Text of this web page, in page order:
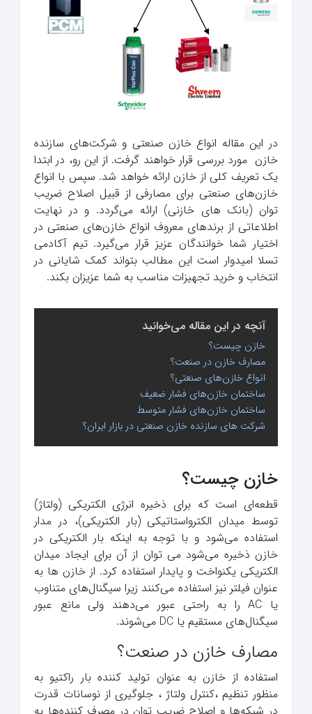
در این مقاله انواع خازن صنعتی و شرکت‌های سازنده
خازن مورد بررسی قرار خواهند گرفت. از این رو، در ابتدا
یک تعریف کلی از خازن ارائه خواهد شد. سپس با انواع
خازن‌های صنعتی برای مصارفی از قبیل اصلاح ضریب
توان (بانک های خازنی) ارائه می‌گردد. و در نهایت
اطلاعاتی از برندهای معروف انواع خازن‌های صنعتی در
اختیار شما خوانندگان عزیز قرار می‌گیرد. تیم آکادمی
تسلا امیدوار است این مطالب بتواند کمک شایانی در
انتخاب و خرید تجهیزات مناسب به شما عزیزان بکند.
آنچه در این مقاله می‌خوانید
خازن چیست؟
مصارف خازن در صنعت؟
انواع خازن‌های صنعتی؟
ساختمان خازن‌های فشار ضعیف
ساختمان خازن‌های فشار متوسط
شرکت های سازنده خازن صنعتی در بازار ایران؟
خازن چیست؟
قطعه‌ای است که برای ذخیره انرژی الکتریکی (ولتاژ)
توسط میدان الکترواستاتیکی (بار الکتریکی)، در مدار
استفاده می‌شود و با توجه به اینکه بار الکتریکی در
خازن ذخیره می‌شود می توان از آن برای ایجاد میدان
الکتریکی یکنواخت و پایدار استفاده کرد. از خازن ها به
عنوان فیلتر نیز استفاده می‌کنند زیرا سیگنال‌های متناوب
یا AC را به راحتی عبور می‌دهند ولی مانع عبور
سیگنال‌های مستقیم یا DC می‌شوند.
مصارف خازن در صنعت؟
استفاده از خازن به عنوان تولید کننده بار راکتیو به
منظور تنظیم ،کنترل ولتاژ ، جلوگیری از نوسانات قدرت